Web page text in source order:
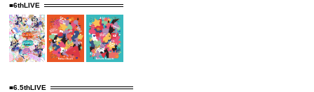
■6thLIVE
■6.5thLIVE